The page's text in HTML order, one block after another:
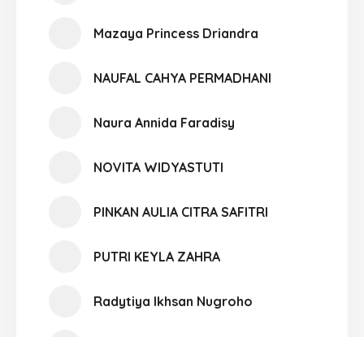
Mazaya Princess Driandra
NAUFAL CAHYA PERMADHANI
Naura Annida Faradisy
NOVITA WIDYASTUTI
PINKAN AULIA CITRA SAFITRI
PUTRI KEYLA ZAHRA
Radytiya Ikhsan Nugroho